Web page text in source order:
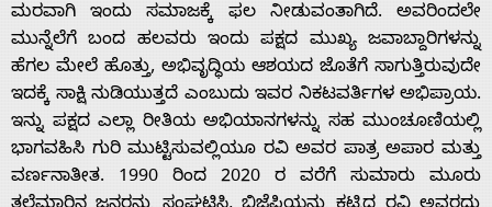
s
Contact
Us
ಮರವಾಗಿ ಇಂದು ಸಮಾಜಕ್ಕೆ ಫಲ ನೀಡುವಂತಾಗಿದೆ. ಅವರಿಂದಲೇ
ಮುನ್ನೆಲೆಗೆ ಬಂದ ಹಲವರು ಇಂದು ಪಕ್ಷದ ಮುಖ್ಯ ಜವಾಬ್ದಾರಿ‌ಗಳನ್ನು
ಹೆಗಲ ಮೇಲೆ ಹೊತ್ತು, ಅಭಿವೃದ್ಧಿ‌ಯ ಆಶಯದ ಜೊತೆಗೆ ಸಾಗುತ್ತಿರುವುದೇ
ಇದಕ್ಕೆ ಸಾಕ್ಷಿ ನುಡಿಯುತ್ತದೆ ಎಂಬುದು ಇವರ ನಿಕಟವರ್ತಿಗಳ ಅಭಿಪ್ರಾಯ.
ಇನ್ನು ಪಕ್ಷದ ಎಲ್ಲಾ ರೀತಿಯ ಅಭಿಯಾನಗಳನ್ನು ಸಹ ಮುಂಚೂಣಿಯಲ್ಲಿ
ಭಾಗವಹಿಸಿ ಗುರಿ ಮುಟ್ಟಿಸುವಲ್ಲಿಯೂ ರವಿ ಅವರ ಪಾತ್ರ ಅಪಾರ ಮತ್ತು
ವರ್ಣನಾತೀತ. 1990 ರಿಂದ 2020 ರ ವರೆಗೆ ಸುಮಾರು ಮೂರು